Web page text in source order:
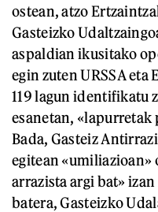
ostean, atzo
Gasteizko
aspaldian ikusitako
egin zuten URSSA
119 lagun identifikatu
esanetan, «lapurretak
Bada, Gasteiz
egitean «umiliazioan»
arrazista argi bat»
batera, Gasteizko